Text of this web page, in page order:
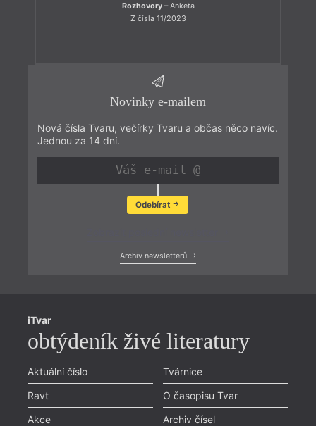
Rozhovory– Anketa
Z čísla 11/2023
Novinky e-mailem
Nová čísla Tvaru, večírky Tvaru a občas něco navíc.
Jednou za 14 dní.
Odebírat
Archiv newsletterů
iTvar
obtýdeník živé literatury
Aktuální číslo
Ravt
Akce
Tvárnice
O časopisu Tvar
Archiv čísel